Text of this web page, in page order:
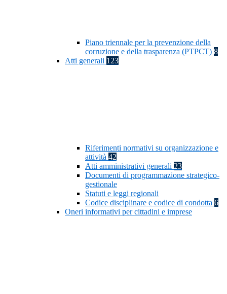
Piano triennale per la prevenzione della
corruzione e della trasparenza (PTPCT) 8
Atti generali 123
Riferimenti normativi su organizzazione e
attività 42
Atti amministrativi generali 23
Documenti di programmazione strategico-
gestionale
Statuti e leggi regionali
Codice disciplinare e codice di condotta 6
Oneri informativi per cittadini e imprese